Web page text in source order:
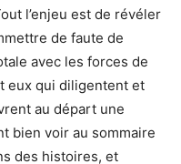
l’enjeu est de révéler
de faute de
avec les forces de
eux qui diligentent et
au départ une
bien voir au sommaire
des histoires, et